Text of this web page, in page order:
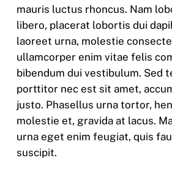
mauris luctus rhoncus. Nam
libero, placerat lobortis dui
laoreet urna, molestie
ullamcorper enim vitae felis
bibendum dui vestibulum. Sed
porttitor nec est sit amet,
justo. Phasellus urna tortor,
molestie et, gravida at lacus.
urna eget enim feugiat, quis
suscipit.